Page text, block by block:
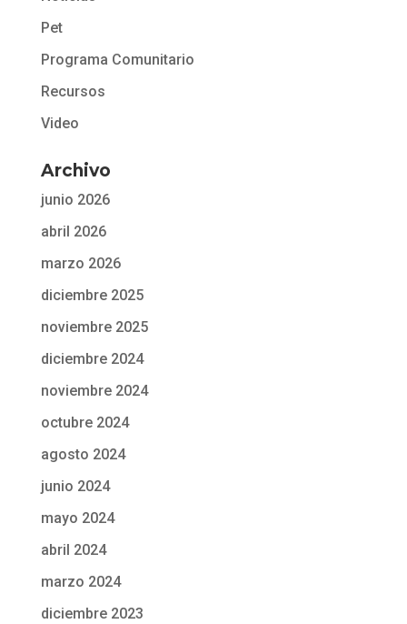
Pet
Programa Comunitario
Recursos
Video
Archivo
junio 2026
abril 2026
marzo 2026
diciembre 2025
noviembre 2025
diciembre 2024
noviembre 2024
octubre 2024
agosto 2024
junio 2024
mayo 2024
abril 2024
marzo 2024
diciembre 2023